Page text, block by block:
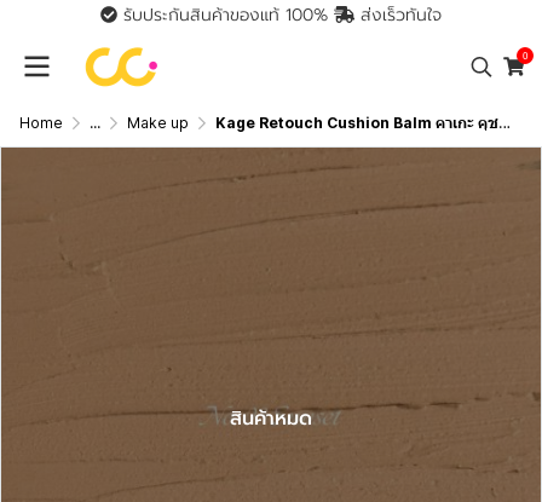
รับประกันสินค้าของแท้ 100% ส่งเร็วทันใจ
0
Home ... Make up Kage Retouch Cushion Balm คาเกะ คุชชั่นบาล์ม รีทัชบาล์ม
สินค้าหมด